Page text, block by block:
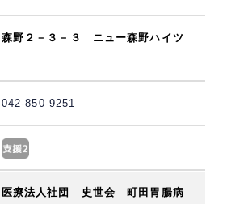
森野２－３－３ ニュー森野ハイツ
042-850-9251
医療法人社団 史世会 町田胃腸病